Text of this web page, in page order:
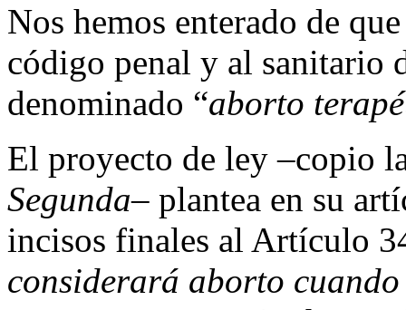
Nos hemos enterado de
código penal y al sanitario
denominado “aborto
El proyecto de ley –copio
Segunda– plantea en su
incisos finales al Artículo
considerará aborto